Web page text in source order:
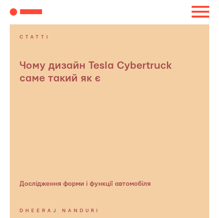
СТАТТІ
Чому дизайн Tesla Cybertruck
саме такий як є
Дослідження форми і функції автомобіля
DHEERAJ NANDURI